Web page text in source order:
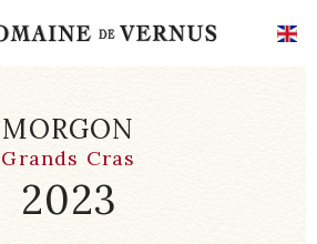
MORGON
Grands Cras
2023